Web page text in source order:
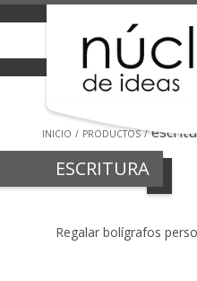
INICIO PRODUCTOS
ESCRITURA
Regalar bolígrafos